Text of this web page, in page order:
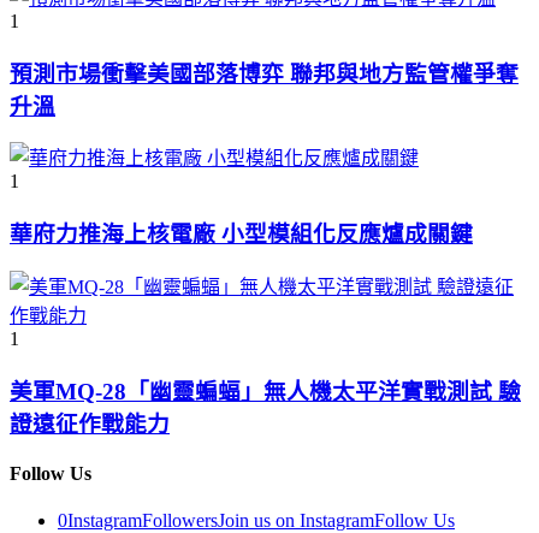
1
預測市場衝擊美國部落博弈 聯邦與地方監管權爭奪
升溫
1
華府力推海上核電廠 小型模組化反應爐成關鍵
1
美軍MQ-28「幽靈蝙蝠」無人機太平洋實戰測試 驗
證遠征作戰能力
Follow Us
0InstagramFollowersJoin us on InstagramFollow Us